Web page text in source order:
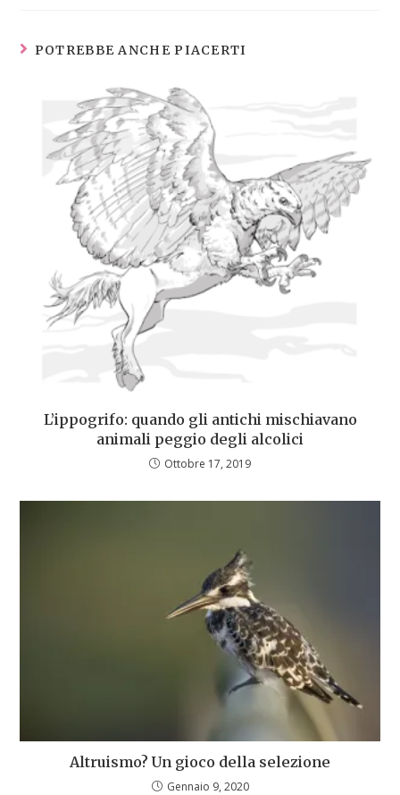
POTREBBE ANCHE PIACERTI
L’ippogrifo: quando gli antichi mischiavano
animali peggio degli alcolici
Ottobre 17, 2019
Altruismo? Un gioco della selezione
Gennaio 9, 2020